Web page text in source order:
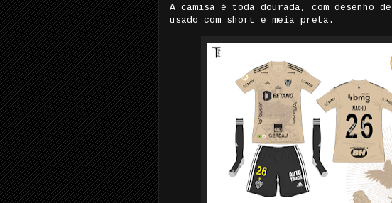
A camisa é toda dourada, com desenho
usado com short e meia preta.